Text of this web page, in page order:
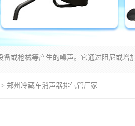
> 郑州冷藏车消声器排气管厂家